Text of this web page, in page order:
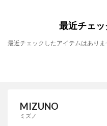
最近チェ
最近チェックしたアイテムはありま
MIZUNO
ミズノ